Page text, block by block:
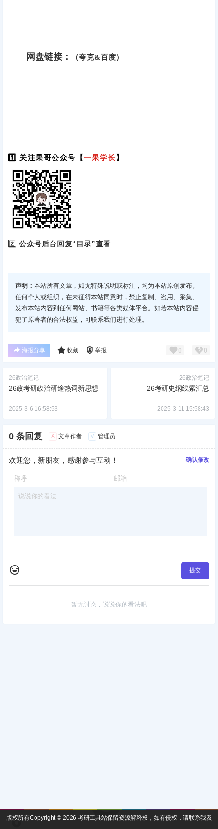
网盘链接： （夸克&百度）
1️⃣ 关注果哥公众号【一果学长】
2️⃣公众号后台回复“目录”查看
声明： 本站所有文章，如无特殊说明或标注，均为本站原创发布。
任何个人或组织，在未征得本站同意时，禁止复制、盗用、采集、
发布本站内容到任何网站、书籍等各类媒体平台。如若本站内容侵
犯了原著者的合法权益，可联系我们进行处理。
海报分享 收藏 举报 0 0
26政治笔记
26政考研政治研途热词新思想
2025-3-6 16:58:53
26政治笔记
26考研史纲线索汇总
2025-3-11 15:58:43
0 条回复 A 文章作者 M 管理员
欢迎您，新朋友，感谢参与互动！ 确认修改
提交
暂无讨论，说说你的看法吧
版权所有Copyright © 2026 考研工具站保留资源解释权，如有侵权，请联系我及